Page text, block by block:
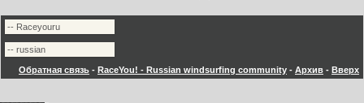
Обратная связь - RaceYou! - Russian windsurfing community - Архив - Вверх